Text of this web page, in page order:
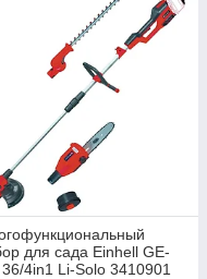
для сада Einhell GE-
4in1 Li-Solo 3410901